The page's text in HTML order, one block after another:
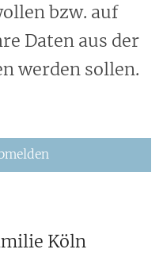
bzw. auf
Daten aus der
werden sollen.
Köln